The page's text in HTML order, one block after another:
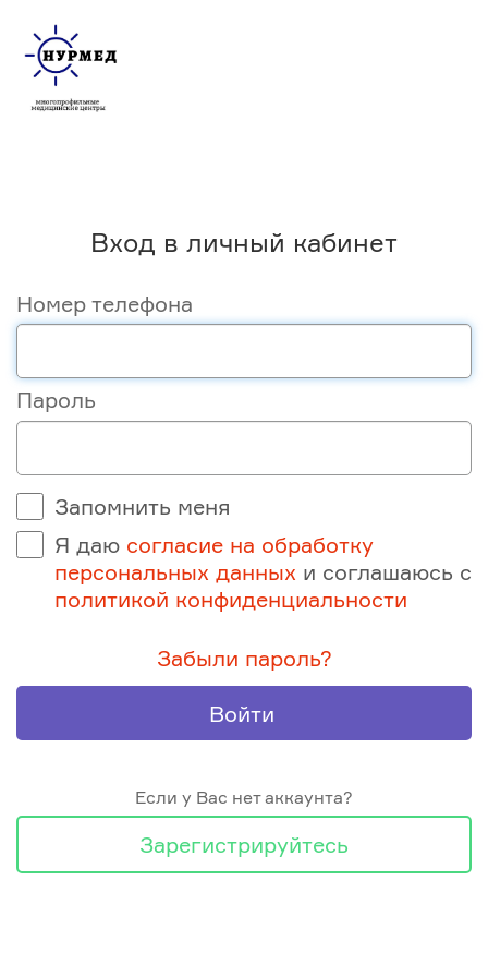
Вход в личный кабинет
Номер телефона
Пароль
Запомнить меня
Я даю согласие на обработку
персональных данных и соглашаюсь с
политикой конфиденциальности
Забыли пароль?
Войти
Если у Вас нет аккаунта?
Зарегистрируйтесь